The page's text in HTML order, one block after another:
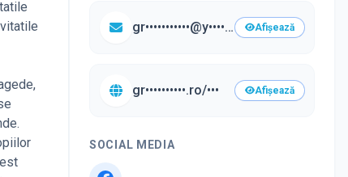
gr•••••••••••@y••••.comAfișează
gr••••••••••.ro/••• Afișează
SOCIAL MEDIA